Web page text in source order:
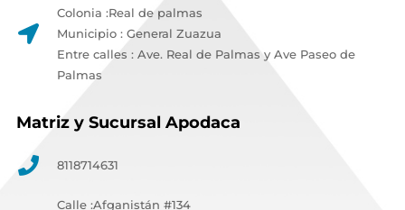
Colonia :Real de palmas
Municipio : General Zuazua
Entre calles : Ave. Real de Palmas y Ave Paseo de
Palmas
Matriz y Sucursal Apodaca
8118714631
Calle :Afganistán #134